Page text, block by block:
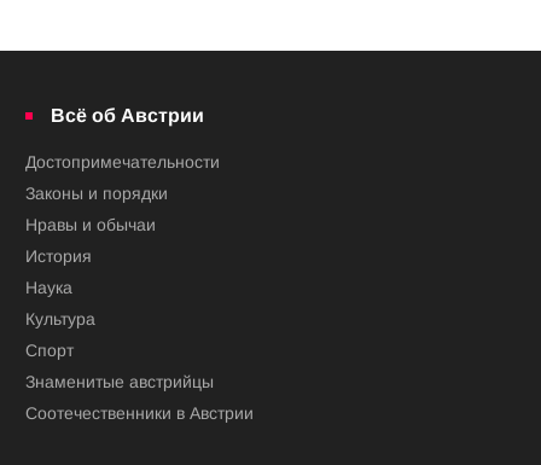
Всё об Австрии
Достопримечательности
Законы и порядки
Нравы и обычаи
История
Наука
Культура
Спорт
Знаменитые австрийцы
Соотечественники в Австрии